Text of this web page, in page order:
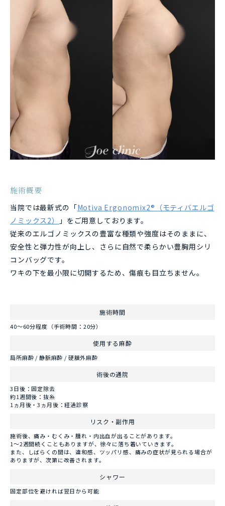
施術概要
当院では最新式の「Motiva Ergonomix2®（モティバエルゴ
ノミックス2）
」をご用意しております。
従来のエルゴノミックスの豊富な種類や強度はそのままに、
安全性と弾力性が向上し、さらに自然で柔らかい豊胸用シリ
コンバッグです。
ワキの下を最小限に切開するため、傷痕も目立ちません。
施術時間
40～60分程度（手術時間：20分）
使用する麻酔
局所麻酔 / 静脈麻酔 / 硬膜外麻酔
術後の通院
3日後：固定除去
約1週間後：抜糸
1ヵ月後・3ヵ月後：経過診察
リスク・副作用
施術後、痛み・むくみ・腫れ・内出血が出ることがあります。
1～2週間続くこともありますが、徐々に落ち着いていきます。
また、しばらくの間は、違和感、ツッパリ感、痛みの症状が見られる場合が
ありますが、次第に改善されます。
シャワー
固定部位を避ければ翌日から可能